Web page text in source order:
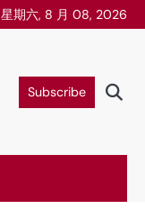
星期六, 8 月 08, 2026
Subscribe